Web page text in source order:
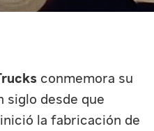
conmemora su
siglo desde que
inició la fabricación de